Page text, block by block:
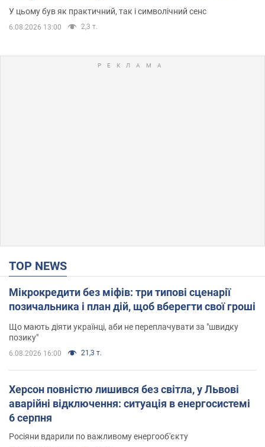
У цьому був як практичний, так і символічний сенс
6.08.2026 13:00 2,3 т.
TOP NEWS
Мікрокредити без міфів: три типові сценарії
позичальника і план дій, щоб вберегти свої гроші
Що мають діяти українці, аби не переплачувати за "швидку
позику"
6.08.2026 16:00 21,3 т.
Херсон повністю лишився без світла, у Львові
аварійні відключення: ситуація в енергосистемі
6 серпня
Росіяни вдарили по важливому енергооб'єкту